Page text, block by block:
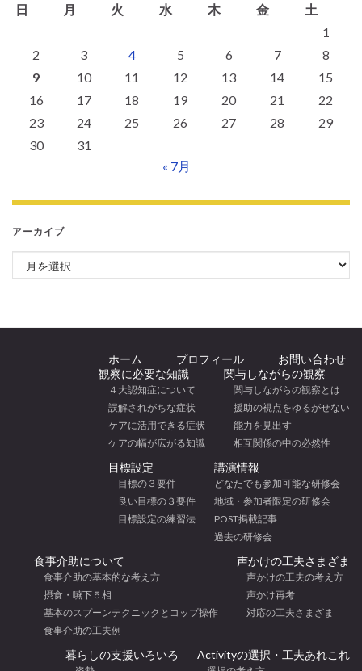
日
月 火 水 木 金
土
1
2
3 4 5 6 7
8
9
10 11 12 13 14
15
16
17 18 19 20 21
22
23
24 25 26 27 28
29
30
31
« 7月
アーカイブ
アーカイブ
ホーム プロフィール
お問い合わせ
観察に必要な知識
４大認知症について
誤解されがちな症状
ケアに活用できる症状
ケアの幅が広がる知識
関与しながらの観察
関与しながらの観察とは
援助の視点をゆるがせない
能力を見出す
相互関係の中の必然性
目標設定
目標の３要件
良い目標の３要件
目標設定の練習法
講演情報
どなたでも参加可能な研修会
地域・参加者限定の研修会
POST掲載記事
過去の研修会
食事介助について
食事介助の基本的な考え方
摂食・嚥下５相
基本のスプーンテクニックとコップ操作
食事介助の工夫例
声かけの工夫さまざま
声かけの工夫の考え方
声かけ再考
対応の工夫さまざま
暮らしの支援いろいろ Activityの選択・工夫あれこれ